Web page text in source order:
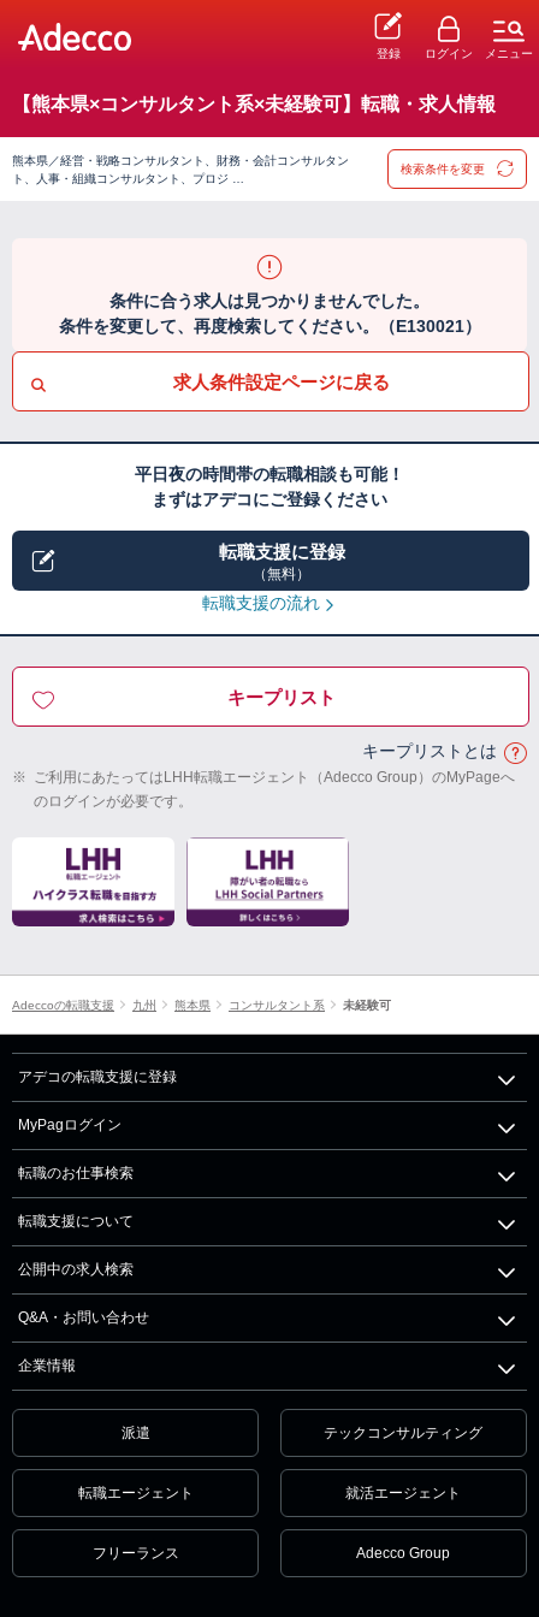
登録 ログイン メニュー
【熊本県×コンサルタント系×未経験可】転職・求人情報
熊本県／経営・戦略コンサルタント、財務・会計コンサルタン
ト、人事・組織コンサルタント、プロジ …
検索条件を変更
条件に合う求人は見つかりませんでした。
条件を変更して、再度検索してください。（E130021）
求人条件設定ページに戻る
平日夜の時間帯の転職相談も可能！
まずはアデコにご登録ください
転職支援に登録
（無料）
転職支援の流れ
キープリスト
キープリストとは
※ ご利用にあたってはLHH転職エージェント（Adecco Group）のMyPageへ
のログインが必要です。
Adeccoの転職支援 九州 熊本県 コンサルタント系 未経験可
アデコの転職支援に登録
MyPagログイン
転職のお仕事検索
転職支援について
公開中の求人検索
Q&A・お問い合わせ
企業情報
派遣 テックコンサルティング
転職エージェント 就活エージェント
フリーランス Adecco Group